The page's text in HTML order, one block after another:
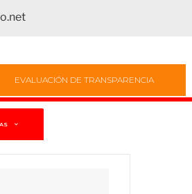
EVALUACIÓN DE TRANSPARENCIA